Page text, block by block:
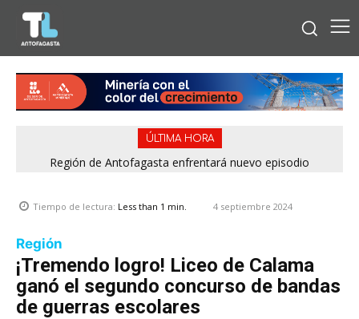
ÚLTIMA HORA
Región de Antofagasta enfrentará nuevo episodio
Tiempo de lectura: Less than 1 min. 4 septiembre 2024
Región
¡Tremendo logro! Liceo de Calama
ganó el segundo concurso de bandas
de guerras escolares